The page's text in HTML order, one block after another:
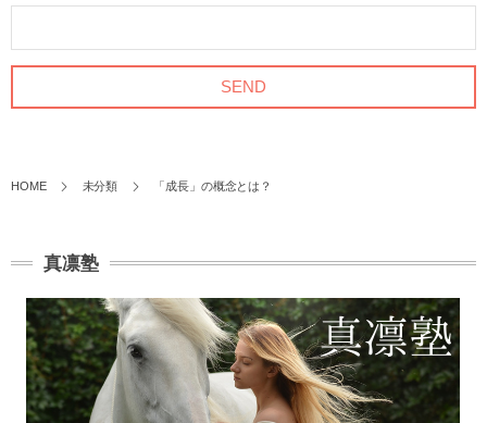
HOME 未分類 「成長」の概念とは？
真凛塾